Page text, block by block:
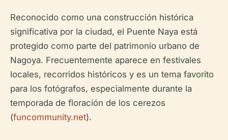
Reconocido como una construcción histórica
significativa por la ciudad, el Puente Naya está
protegido como parte del patrimonio urbano de
Nagoya. Frecuentemente aparece en festivales
locales, recorridos históricos y es un tema favorito
para los fotógrafos, especialmente durante la
temporada de floración de los cerezos
(funcommunity.net).